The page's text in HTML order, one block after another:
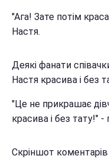
"Ага! Зате потім
Настя.
Деякі фанати
Настя красива і без
"Це не прикрашає
красива і без тату!"
Скріншот